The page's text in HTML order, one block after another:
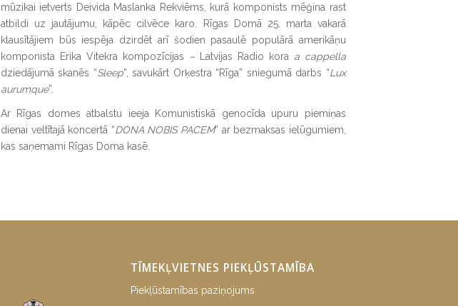
mūzikai ietverts Deivida Maslanka Rekviēms, kurā komponists mēģina rast
atbildi uz jautājumu, kāpēc cilvēce karo. Rīgas Domā 25. marta vakarā
klausītājiem būs iespēja dzirdēt arī šodien pasaulē populārā amerikāņu
komponista Erika Vitekra kompozīcijas
–Latvijas Radio kora a cappella
dziedājumā skanēs “Sleep”, savukārt Orķestra “Rīga” sniegumā darbs “Lux
aurumque”.
Ar Rīgas domes atbalstu ieeja Komunistiskā genocīda upuru piemiņas
dienai veltītajā koncertā “DONA NOBIS PACEM” ar bezmaksas ielūgumiem,
kas saņemami Rīgas Doma kasē.
TĪMEKĻVIETNES PIEKĻŪSTAMĪBA
Piekļūstamības paziņojums